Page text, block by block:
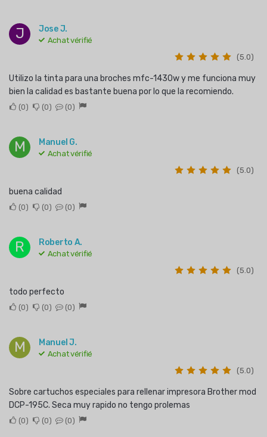
J Jose J.
Achat vérifié
(5.0)
Utilizo la tinta para una broches mfc-1430w y me funciona muy
bien la calidad es bastante buena por lo que la recomiendo.
0 0 0
M Manuel G.
Achat vérifié
(5.0)
buena calidad
0 0 0
R Roberto A.
Achat vérifié
(5.0)
todo perfecto
0 0 0
M Manuel J.
Achat vérifié
(5.0)
Sobre cartuchos especiales para rellenar impresora Brother mod
DCP-195C. Seca muy rapido no tengo prolemas
0 0 0